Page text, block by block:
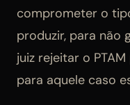
comprometer o
produzir, para não
juiz rejeitar o
para aquele caso